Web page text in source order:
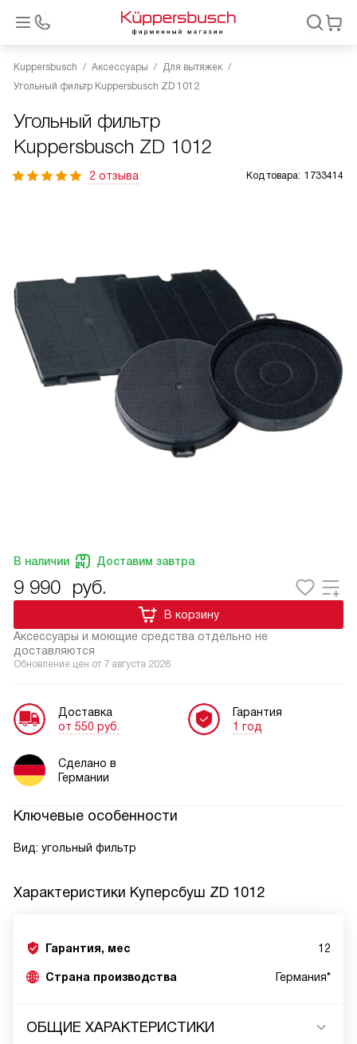
Kuppersbusch Аксессуары
Для вытяжек
Угольный фильтр Kuppersbusch ZD 1012
Угольный фильтр
Kuppersbusch ZD 1012
2 отзыва Код товара: 1733414
В наличии Доставим завтра
9 990 руб.
Аксессуары и моющие средства отдельно не
доставляются
В корзину
Обновление цен от 7 августа 2026
Доставка
от 550 руб.
Гарантия
1 год
Сделано в
Германии
Ключевые особенности
Вид: угольный фильтр
Характеристики Куперсбуш ZD 1012
Гарантия, мес 12
Страна производства Германия*
ОБЩИЕ ХАРАКТЕРИСТИКИ